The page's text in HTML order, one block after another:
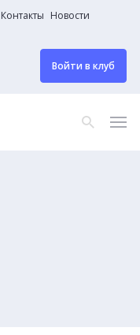
Контакты Новости
Войти в клуб